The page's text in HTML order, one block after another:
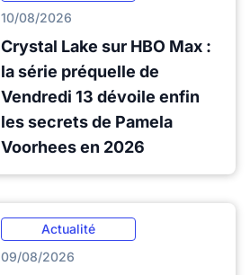
10/08/2026
Crystal Lake sur HBO Max :
la série préquelle de
Vendredi 13 dévoile enfin
les secrets de Pamela
Voorhees en 2026
Actualité
09/08/2026